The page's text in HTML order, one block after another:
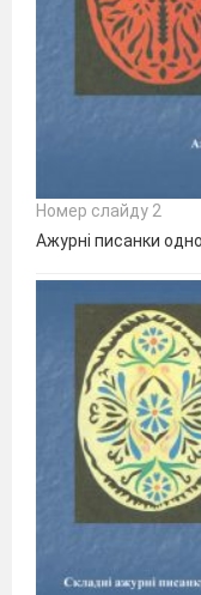
Номер слайду 2
Ажурні писанки